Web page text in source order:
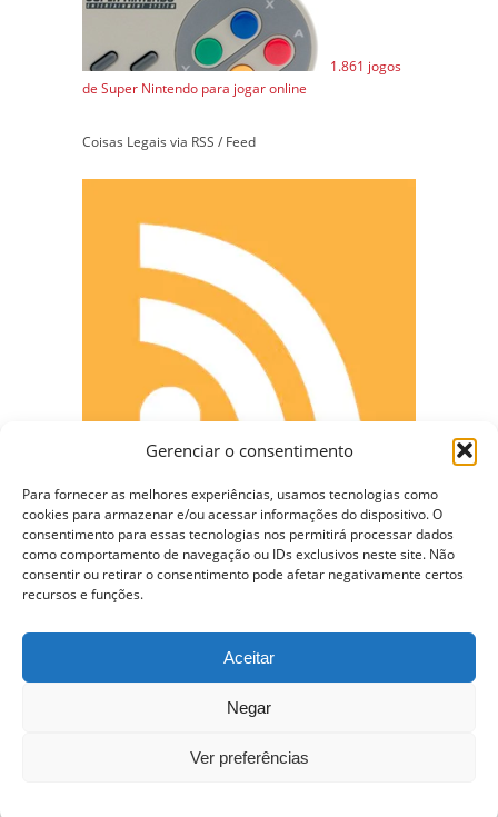
Gerenciar o consentimento
Para fornecer as melhores experiências, usamos tecnologias como
cookies para armazenar e/ou acessar informações do dispositivo. O
consentimento para essas tecnologias nos permitirá processar dados
como comportamento de navegação ou IDs exclusivos neste site. Não
consentir ou retirar o consentimento pode afetar negativamente certos
recursos e funções.
Aceitar
Negar
Ver preferências
1.861 jogos
de Super Nintendo para jogar online
Coisas Legais via RSS / Feed
CONECTE-SE
Copyright © 2009 - 2023 Somente Coisas Legais.
Nossa Hospedagem WordPress VPS de $10 dólares –